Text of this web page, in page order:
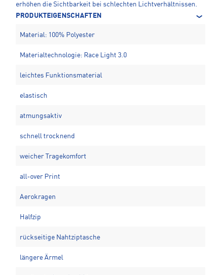
erhöhen die Sichtbarkeit bei schlechten Lichtverhältnissen.
PRODUKTEIGENSCHAFTEN
Material: 100% Polyester
Materialtechnologie: Race Light 3.0
leichtes Funktionsmaterial
elastisch
atmungsaktiv
schnell trocknend
weicher Tragekomfort
all-over Print
Aerokragen
Halfzip
rückseitige Nahtziptasche
längere Ärmel